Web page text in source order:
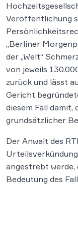
Veröffentlichung
„Berliner
der „Welt“
von jeweils
zurück und lässt
Gericht
diesem Fall
grundsätzlicher
Der Anwalt des
angestrebt werde,
Bedeutung des